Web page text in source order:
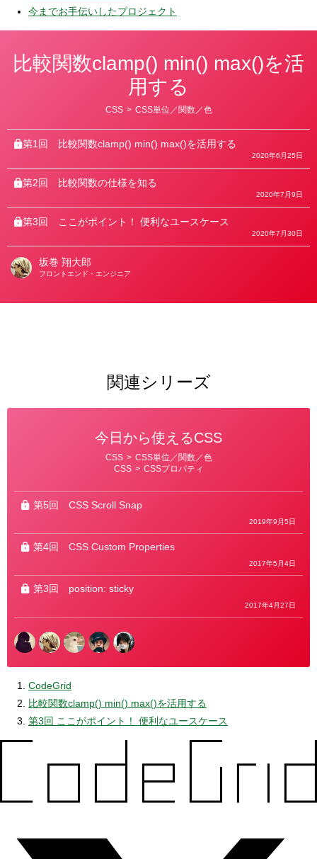
今までお手伝いしたプロジェクト
比較関数clamp() min() max()を活
用する
カ
ゴ
リ
ー
CSS > CSS単位／関数／色
第1回 比較関数clamp() min() max()を活用する
2020年6月25日
第2回 比較関数の仕様を知る
2020年7月9日
第3回 ここがポイント！ 便利なユースケース
2020年7月30日
著
坂巻 翔大郎
フロントエンド・エンジニア
関連シリーズ
今日から使えるCSS
ー
CSS > CSS単位／関数／色
CSS > CSSプロパティ
第5回 CSS Scroll Snap
2019年9月5日
第4回 CSS Custom Properties
2017年5月4日
第3回 position: sticky
2017年4月27日
CodeGrid
比較関数clamp() min() max()を活用する
第3回 ここがポイント！ 便利なユースケース